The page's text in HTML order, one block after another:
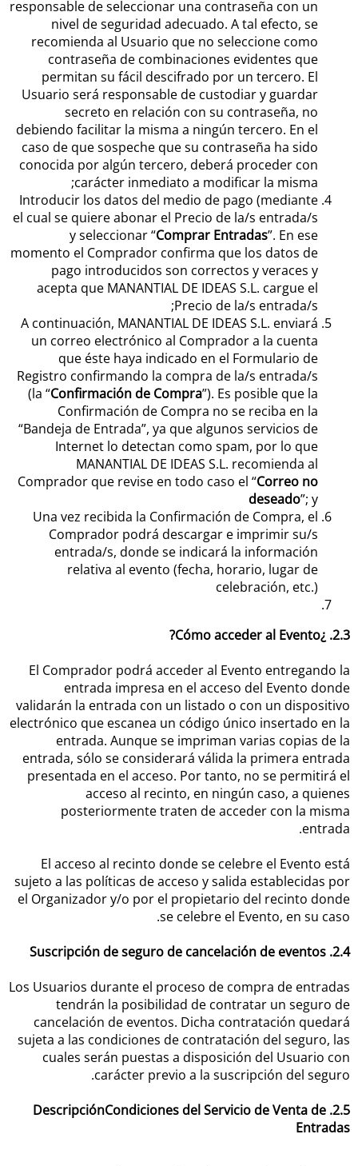
responsable de seleccionar una contraseña con un
nivel de seguridad adecuado. A tal efecto, se
recomienda al Usuario que no seleccione como
contraseña de combinaciones evidentes que
permitan su fácil descifrado por un tercero. El
Usuario será responsable de custodiar y guardar
secreto en relación con su contraseña, no
debiendo facilitar la misma a ningún tercero. En el
caso de que sospeche que su contraseña ha sido
conocida por algún tercero, deberá proceder con
carácter inmediato a modificar la misma;
Introducir los datos del medio de pago (mediante
el cual se quiere abonar el Precio de la/s entrada/s
y seleccionar “Comprar Entradas”. En ese
momento el Comprador confirma que los datos de
pago introducidos son correctos y veraces y
acepta que MANANTIAL DE IDEAS S.L. cargue el
Precio de la/s entrada/s;
A continuación, MANANTIAL DE IDEAS S.L. enviará
un correo electrónico al Comprador a la cuenta
que éste haya indicado en el Formulario de
Registro confirmando la compra de la/s entrada/s
(la “Confirmación de Compra”). Es posible que la
Confirmación de Compra no se reciba en la
“Bandeja de Entrada”, ya que algunos servicios de
Internet lo detectan como spam, por lo que
MANANTIAL DE IDEAS S.L. recomienda al
Comprador que revise en todo caso el “Correo no
deseado”; y
Una vez recibida la Confirmación de Compra, el
Comprador podrá descargar e imprimir su/s
entrada/s, donde se indicará la información
relativa al evento (fecha, horario, lugar de
celebración, etc.)
2.3. ¿Cómo acceder al Evento?
El Comprador podrá acceder al Evento entregando la
entrada impresa en el acceso del Evento donde
validarán la entrada con un listado o con un dispositivo
electrónico que escanea un código único insertado en la
entrada. Aunque se impriman varias copias de la
entrada, sólo se considerará válida la primera entrada
presentada en el acceso. Por tanto, no se permitirá el
acceso al recinto, en ningún caso, a quienes
posteriormente traten de acceder con la misma
entrada.
El acceso al recinto donde se celebre el Evento está
sujeto a las políticas de acceso y salida establecidas por
el Organizador y/o por el propietario del recinto donde
se celebre el Evento, en su caso.
2.4. Suscripción de seguro de cancelación de eventos
Los Usuarios durante el proceso de compra de entradas
tendrán la posibilidad de contratar un seguro de
cancelación de eventos. Dicha contratación quedará
sujeta a las condiciones de contratación del seguro, las
cuales serán puestas a disposición del Usuario con
carácter previo a la suscripción del seguro.
2.5. DescripciónCondiciones del Servicio de Venta de
Entradas